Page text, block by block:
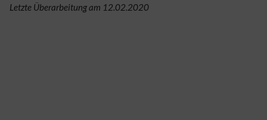
Letzte Überarbeitung am 12.02.2020